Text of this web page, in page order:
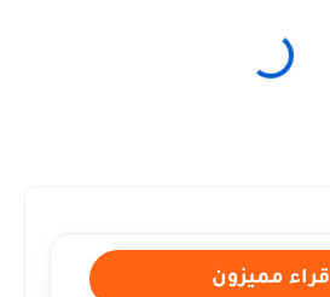
قراء مميزون